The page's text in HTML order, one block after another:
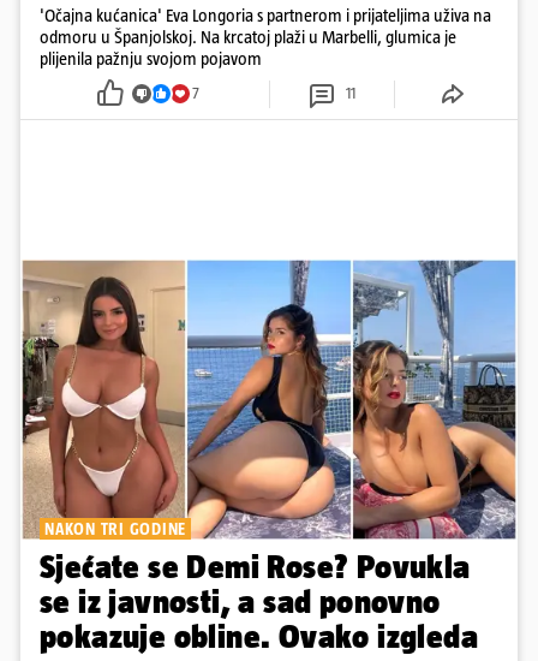
'Očajna kućanica' Eva Longoria s partnerom i prijateljima uživa na
odmoru u Španjolskoj. Na krcatoj plaži u Marbelli, glumica je
plijenila pažnju svojom pojavom
7 11
NAKON TRI GODINE
Sjećate se Demi Rose? Povukla
se iz javnosti, a sad ponovno
pokazuje obline. Ovako izgleda